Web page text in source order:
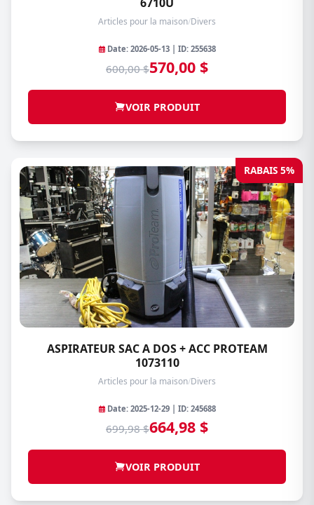
Articles pour la maison/Divers
Date: 2026-05-13 | ID: 255638
600,00 $570,00 $
VOIR PRODUIT
RABAIS 5%
ASPIRATEUR SAC A DOS + ACC PROTEAM
1073110
Articles pour la maison/Divers
Date: 2025-12-29 | ID: 245688
699,98 $664,98 $
VOIR PRODUIT